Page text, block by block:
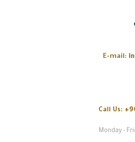
E-mail:
Call Us:
Monday -